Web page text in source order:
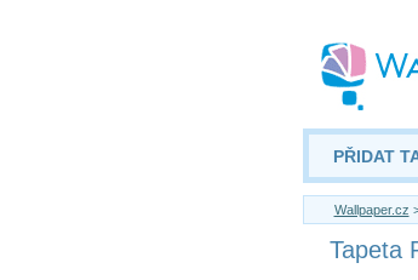
PŘIDAT
Wallpaper.cz
Tapeta